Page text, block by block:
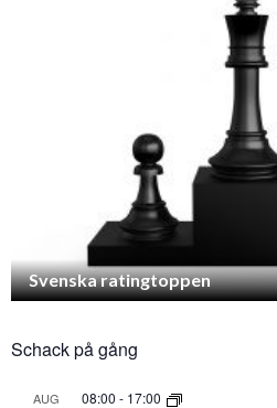
Svenska ratingtoppen
Schack på gång
AUG 08:00 - 17:00